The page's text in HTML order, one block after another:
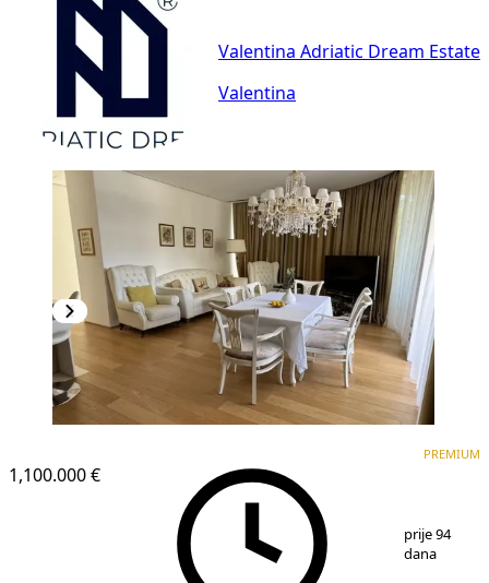
Valentina Adriatic Dream Estate
Valentina
1,100.000 €
PREMIUM
prije 94
dana